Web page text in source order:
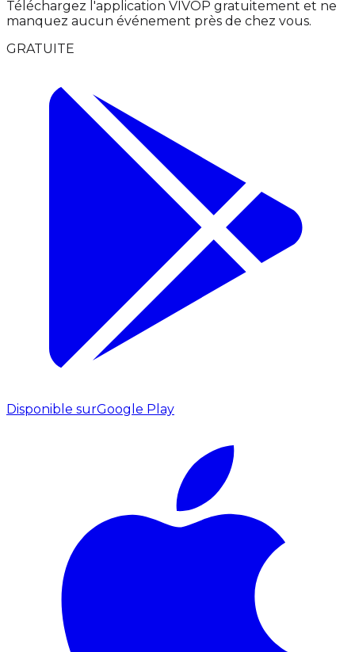
Téléchargez l'application VIVOP gratuitement et ne
manquez aucun événement près de chez vous.
GRATUITE
Disponible surGoogle Play